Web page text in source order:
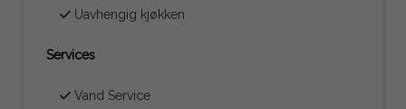
Uavhengig kjøkken
Services
Vand Service